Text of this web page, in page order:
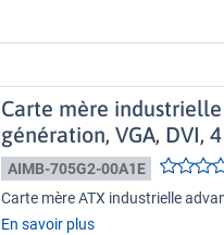
Carte mère
génération, VGA, DVI,
AIMB-705G2-00A1E
Carte mère ATX industrielle
En savoir plus